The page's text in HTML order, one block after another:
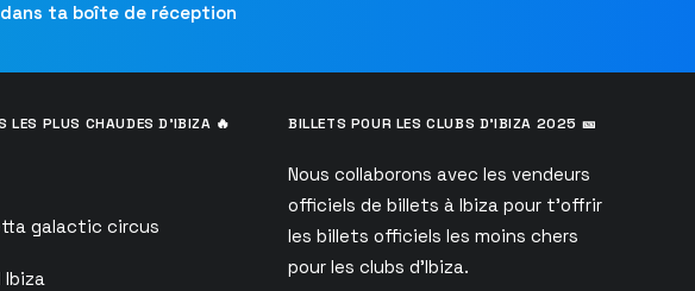
ta boîte de réception
LES PLUS CHAUDES D’IBIZA 🔥
galactic circus
BILLETS POUR LES CLUBS D’IBIZA 2025 🎫
Nous collaborons avec les vendeurs
officiels de billets à Ibiza pour t’offrir
les billets officiels les moins chers
pour les clubs d’Ibiza.